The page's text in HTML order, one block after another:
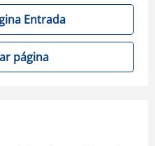
Entrada
página